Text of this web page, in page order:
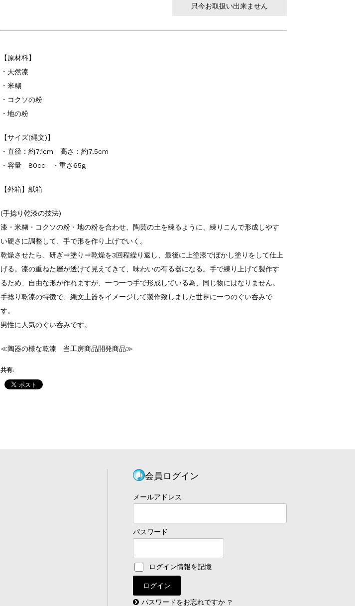
只今お取扱い出来ません
【原材料】
・天然漆
・米糊
・コクソの粉
・地の粉
【サイズ(縄文)】
・直径：約7.1cm 高さ：約7.5cm
・容量 80cc ・重さ65g
【外箱】紙箱
(手捻り乾漆の技法)
漆・米糊・コクソの粉・地の粉を合わせ、陶芸の土を練るように、練りこんで形成しやす
い硬さに調整して、手で形を作り上げでいく。
乾燥させたら、研ぎ⇒塗り⇒乾燥を3回程繰り返し、最後に上塗漆でぼかし塗りをして仕上
げる。漆の重ねた層が透けて見えてきて、味わいの有る器になる。手で練り上げて製作す
るため、自由な形が作れますが、一つ一つ手で形成している為、同じ物にはなりません。
手捻り乾漆の特徴で、縄文土器をイメージして製作致しました世界に一つのぐい呑みで
す。
男性に人気のぐい呑みです。
≪陶器の様な乾漆 当工房商品開発商品≫
共有:
会員ログイン
メールアドレス
パスワード
ログイン情報を記憶
パスワードをお忘れですか ?